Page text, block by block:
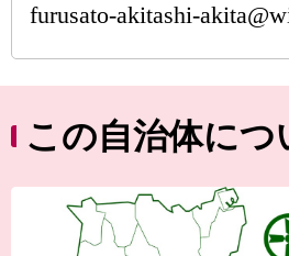
furusato-akitashi-
この自治体につ